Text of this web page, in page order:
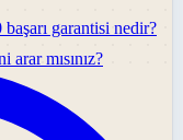
başarı garantisi nedir?
arar mısınız?